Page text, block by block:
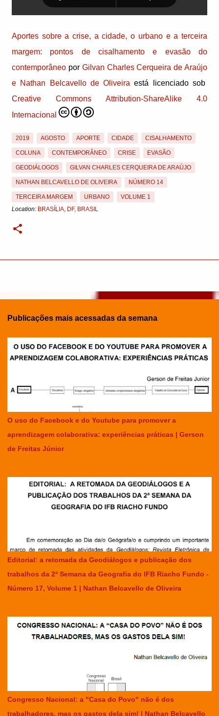
Aportes sobre a crise, a cidade, o urbano e a terceira
margem: pontos de cisalhamento e evasão do
contemporâneo por Gilvan Charles Cerqueira de Araújo
e Nathan Belcavello de Oliveira está licenciado sob
Creative Commons Attribution-ShareAlike 4.0
Internacional
2019 AGOSTO APORTE CIDADE CISALHAMENTO
COLUNA CONTEMPORÂNEO CRISE EVASÃO
GEODIÁLOGOS GILVAN CHARLES CERQUEIRA DE ARAÚJO
NATHAN BELCAVELLO DE OLIVEIRA NÚMERO 14
TERCEIRA MARGEM URBANO
VOLUME 1
Location: BRASÍLIA, DF, BRASIL
Publicações mais acessadas da semana
O uso do Facebook e do Youtube para promover a
aprendizagem colaborativa: experiências práticas | Gerson
de Freitas Júnior
Editorial: a retomada da Geodiálogos e publicação dos
trabalhos da 2ª Semana da Geografia do IFB Riacho Fundo -
Número 17, Volume 1 | Nathan Belcavello de Oliveira
Congresso Nacional: a "Casa do Povo" não é dos
trabalhadores, mas os gastos dela sim! | Nathan Belcavello